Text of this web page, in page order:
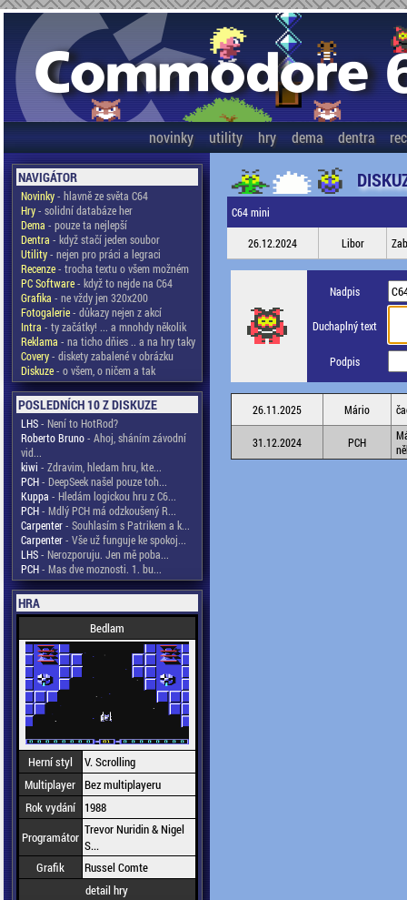
novinky utility hry dema dentra
NAVIGÁTOR
Novinky- hlavně ze světa C64
Hry- solidní databáze her
Dema - pouze ta nejlepší
Dentra - když stačí jeden soubor
Utility- nejen pro práci a legraci
Recenze- trocha textu o všem možném
PC Software- když to nejde na C64
Grafika - ne vždy jen 320x200
Fotogalerie- důkazy nejen z akcí
Intra - ty začátky! ... a mnohdy několik
Reklama - na ticho dňies .. a na hry taky
Covery- diskety zabalené v obrázku
Diskuze- o všem, o ničem a tak
POSLEDNÍCH 10 Z DISKUZE
LHS- Není to HotRod?
Roberto Bruno- Ahoj, sháním závodní
vid...
kiwi - Zdravim, hledam hru, kte...
PCH- DeepSeek našel pouze toh...
Kuppa - Hledám logickou hru z C6...
PCH- Mdlý PCH má odzkoušený R...
Carpenter- Souhlasím s Patrikem a k...
Carpenter- Vše už funguje ke spokoj...
LHS- Nerozporuju. Jen mě poba...
PCH- Mas dve moznosti. 1. bu...
HRA
Bedlam
Herní styl
V. Scrolling
Multiplayer Bez multiplayeru
Rok vydání
1988
Programátor Trevor Nuridin & Nigel
S...
Grafik
Russel Comte
detail hry
C64 mini
26.12.2024 Libor
Nadpis
Duchaplný text
Podpis
26.11.2025 Mário
31.12.2024 PCH